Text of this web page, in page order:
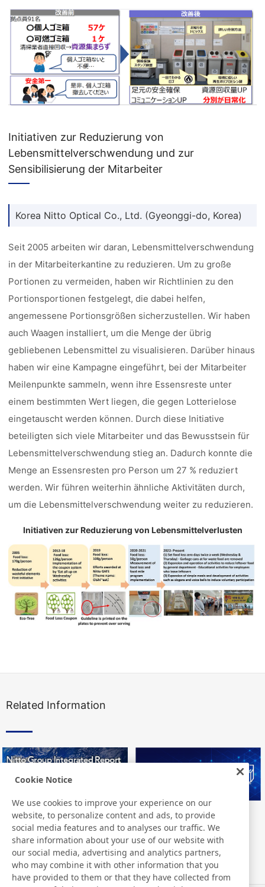
Initiativen zur Reduzierung von
Lebensmittelverschwendung und zur
Sensibilisierung der Mitarbeiter
Korea Nitto Optical Co., Ltd. (Gyeonggi-do, Korea)
Seit 2005 arbeiten wir daran, Lebensmittelverschwendung
in der Mitarbeiterkantine zu reduzieren. Um zu große
Portionen zu vermeiden, haben wir Richtlinien zu den
Portionsportionen festgelegt, die dabei helfen,
angemessene Portionsgrößen sicherzustellen. Wir haben
auch Waagen installiert, um die Menge der übrig
gebliebenen Lebensmittel zu visualisieren. Darüber hinaus
haben wir eine Kampagne eingeführt, bei der Mitarbeiter
Meilenpunkte sammeln, wenn ihre Essensreste unter
einem bestimmten Wert liegen, die gegen Lotterielose
eingetauscht werden können. Durch diese Initiative
beteiligten sich viele Mitarbeiter und das Bewusstsein für
Lebensmittelverschwendung stieg an. Dadurch konnte die
Menge an Essensresten pro Person um 27 % reduziert
werden. Wir führen weiterhin ähnliche Aktivitäten durch,
um die Lebensmittelverschwendung weiter zu reduzieren.
Initiativen zur Reduzierung von Lebensmittelverlusten
Related Information
Nitto Group Integrated Report Nitto Library
Cookie Notice
We use cookies to improve your experience on our
website, to personalize content and ads, to provide
social media features and to analyses our traffic. We
share information about your use of our website with
our social media, advertising and analytics partners,
who may combine it with other information that you
have provided to them or that they have collected from